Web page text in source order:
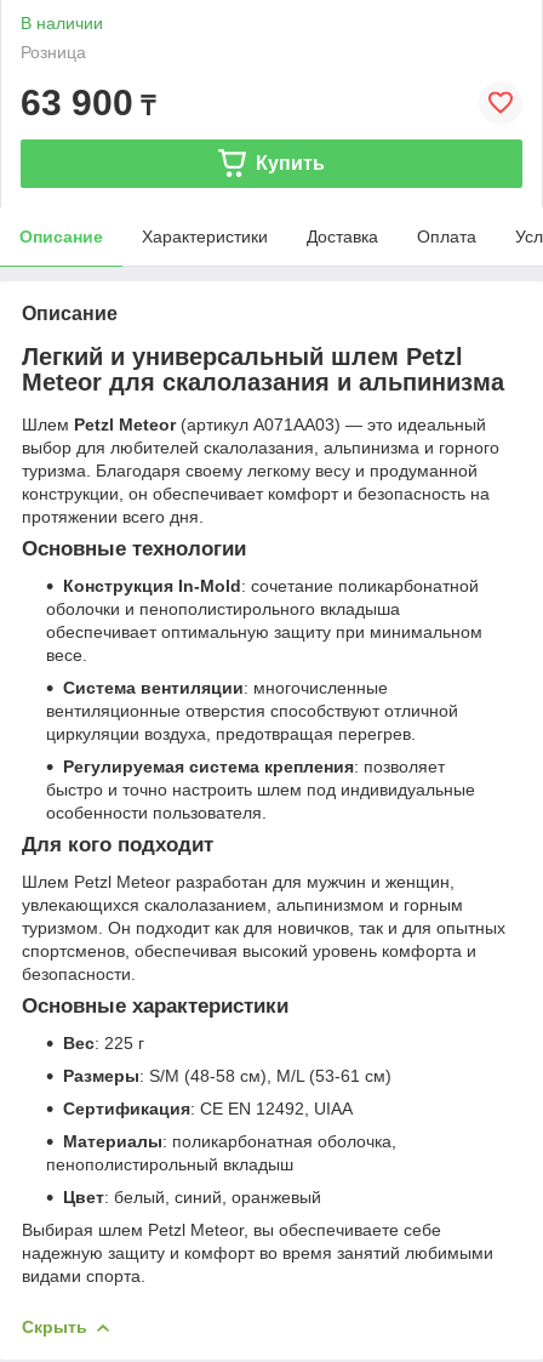
В наличии
Розница
63 900 ₸
Купить
Описание Характеристики Доставка Оплата
Описание
Легкий и универсальный шлем Petzl
Meteor для скалолазания и альпинизма
Шлем Petzl Meteor(артикул A071AA03) — это идеальный
выбор для любителей скалолазания, альпинизма и горного
туризма. Благодаря своему легкому весу и продуманной
конструкции, он обеспечивает комфорт и безопасность на
протяжении всего дня.
Основные технологии
Конструкция In-Mold: сочетание поликарбонатной
оболочки и пенополистирольного вкладыша
обеспечивает оптимальную защиту при минимальном
весе.
Система вентиляции: многочисленные
вентиляционные отверстия способствуют отличной
циркуляции воздуха, предотвращая перегрев.
Регулируемая система крепления: позволяет
быстро и точно настроить шлем под индивидуальные
особенности пользователя.
Для кого подходит
Шлем Petzl Meteor разработан для мужчин и женщин,
увлекающихся скалолазанием, альпинизмом и горным
туризмом. Он подходит как для новичков, так и для опытных
спортсменов, обеспечивая высокий уровень комфорта и
безопасности.
Основные характеристики
Вес: 225 г
Размеры: S/M (48-58 см), M/L (53-61 см)
Сертификация: CE EN 12492, UIAA
Материалы: поликарбонатная оболочка,
пенополистирольный вкладыш
Цвет: белый, синий, оранжевый
Выбирая шлем Petzl Meteor, вы обеспечиваете себе
надежную защиту и комфорт во время занятий любимыми
видами спорта.
Скрыть